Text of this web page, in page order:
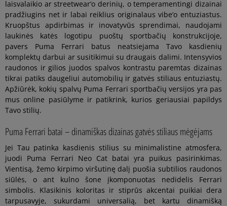
laisvalaikio ar streetwear‘o derinių, o temperamentingi dizainai
pradžiugins net ir labai reiklius originalaus vibe‘o entuziastus.
Kruopštus apdirbimas ir inovatyvūs sprendimai, naudojami
laukinės katės logotipu puoštų sportbačių konstrukcijoje,
pavers Puma Ferrari batus neatsiejama Tavo kasdienių
komplektų darbui ar susitikimui su draugais dalimi. Intensyvios
raudonos ir gilios juodos spalvos kontrastu paremtas dizainas
tikrai patiks daugeliui automobilių ir gatvės stiliaus entuziastų.
Apžiūrėk, kokių spalvų Puma Ferrari sportbačių versijos yra pas
mus online pasiūlyme ir patikrink, kurios geriausiai papildys
Tavo stilių.
Puma Ferrari batai – dinamiškas dizainas gatvės stiliaus mėgėjams
Jei Tau patinka kasdienis stilius su minimalistine atmosfera,
juodi Puma Ferrari Neo Cat batai yra puikus pasirinkimas.
Vientisą, žemo kirpimo viršutinę dalį puošia subtilios raudonos
siūlės, o ant kulno šone įkomponuotas nedidelis Ferrari
simbolis. Klasikinis koloritas ir stiprūs akcentai puikiai dera
tarpusavyje, sukurdami universalią, bet kartu dinamišką